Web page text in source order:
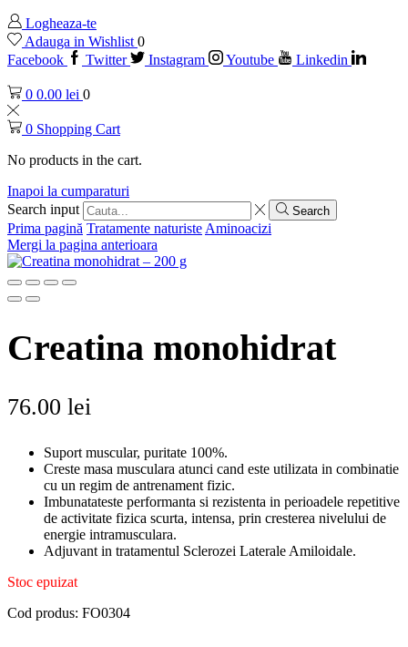
Logheaza-te
Adauga in Wishlist 0
Facebook
Twitter Instagram Youtube Linkedin
0 0.00 lei 0
0 Shopping Cart
No products in the cart.
Inapoi la cumparaturi
Search input
Search
Prima pagină Tratamente naturiste Aminoacizi
Mergi la pagina anterioara
Creatina monohidrat
76.00 lei
Suport muscular, puritate 100%.
Creste masa musculara atunci cand este utilizata in combinatie
cu un regim de antrenament fizic.
Imbunatateste performanta si rezistenta in perioadele repetitive
de activitate fizica scurta, intensa, prin cresterea nivelului de
energie intramusculara.
Adjuvant in tratamentul Sclerozei Laterale Amiloidale.
Stoc epuizat
Cod produs: FO0304